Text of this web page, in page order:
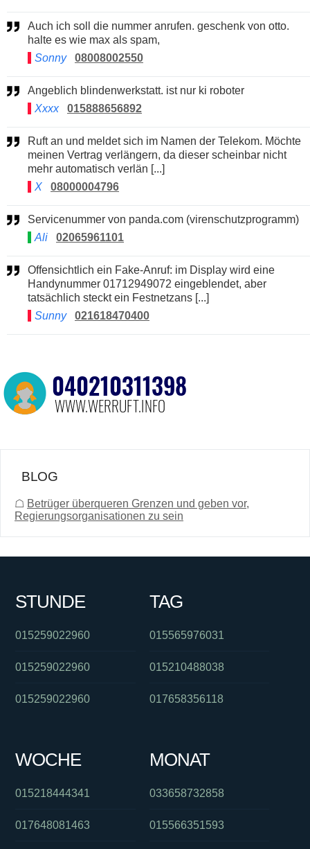
Auch ich soll die nummer anrufen. geschenk von otto.
halte es wie max als spam,
Sonny
08008002550
Angeblich blindenwerkstatt. ist nur ki roboter
Xxxx
015888656892
Ruft an und meldet sich im Namen der Telekom. Möchte
meinen Vertrag verlängern, da dieser scheinbar nicht
mehr automatisch verlän [...]
X
08000004796
Servicenummer von panda.com (virenschutzprogramm)
Ali
02065961101
Offensichtlich ein Fake-Anruf: im Display wird eine
Handynummer 01712949072 eingeblendet, aber
tatsächlich steckt ein Festnetzans [...]
Sunny
021618470400
BLOG
☖ Betrüger überqueren Grenzen und geben vor,
Regierungsorganisationen zu sein
STUNDE
015259022960
015259022960
015259022960
TAG
015565976031
015210488038
017658356118
WOCHE
015218444341
017648081463
MONAT
033658732858
015566351593